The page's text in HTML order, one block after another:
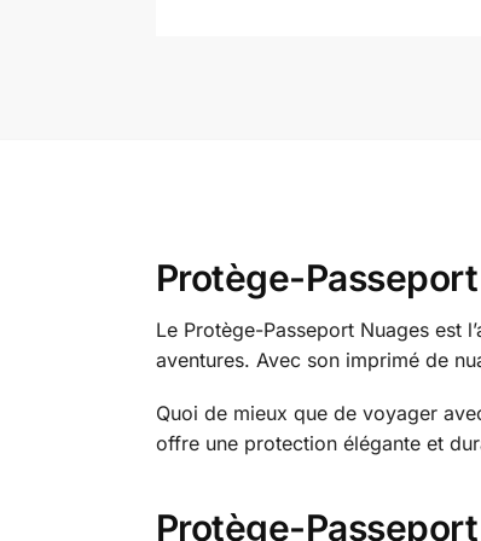
Protège-
Le Protège-Passeport Nuages est
aventures. Avec son imprimé de
Quoi de mieux que de voyager
offre une protection élégante et
Protège-